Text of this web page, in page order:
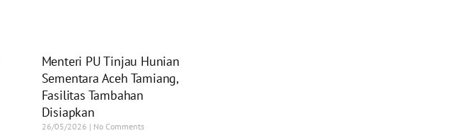
Menteri PU Tinjau Hunian
Sementara Aceh Tamiang,
Fasilitas Tambahan
Disiapkan
26/05/2026 No Comments